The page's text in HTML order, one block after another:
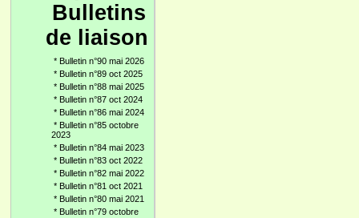
Bulletins
de liaison
* Bulletin n°90 mai 2026
* Bulletin n°89 oct 2025
* Bulletin n°88 mai 2025
* Bulletin n°87 oct 2024
* Bulletin n°86 mai 2024
* Bulletin n°85 octobre
2023
* Bulletin n°84 mai 2023
* Bulletin n°83 oct 2022
* Bulletin n°82 mai 2022
* Bulletin n°81 oct 2021
* Bulletin n°80 mai 2021
* Bulletin n°79 octobre